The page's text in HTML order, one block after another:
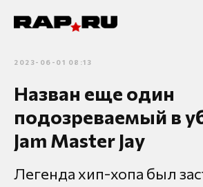
2023-06-01 08:13
Назван еще один
подозреваемый в
Jam Master Jay
Легенда хип-хопа был